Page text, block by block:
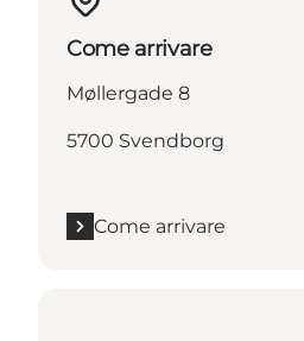
Come arrivare
Møllergade 8
5700 Svendborg
Come arrivare